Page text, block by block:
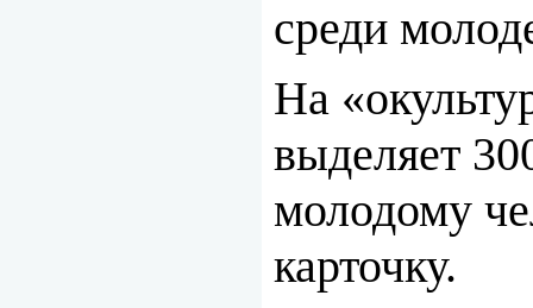
среди
На
выделяет
молодому
карточку.